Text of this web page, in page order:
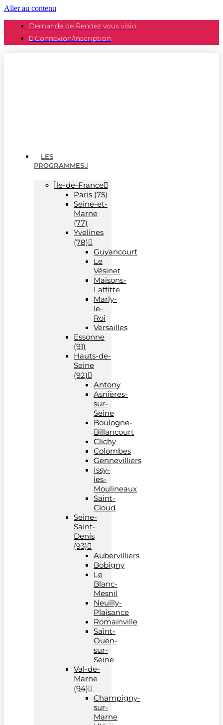
Aller au contenu
Demande de Rendez vous visio
Connexion/Inscription
LES
PROGRAMMES
Île-de-France
Paris (75)
Seine-et-
Marne
(77)
Yvelines
(78)
Guyancourt
Le
Vésinet
Maisons-
Laffitte
Marly-
le-
Roi
Versailles
Essonne
(91)
Hauts-de-
Seine
(92)
Antony
Asnières-
sur-
Seine
Boulogne-
Billancourt
Clichy
Colombes
Gennevilliers
Issy-
les-
Moulineaux
Saint-
Cloud
Seine-
Saint-
Denis
(93)
Aubervilliers
Bobigny
Le
Blanc-
Mesnil
Neuilly-
Plaisance
Romainville
Saint-
Ouen-
sur-
Seine
Val-de-
Marne
(94)
Champigny-
sur-
Marne